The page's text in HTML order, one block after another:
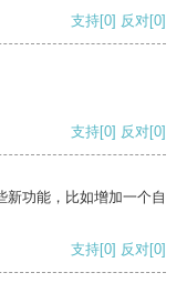
支持[0] 反对[0]
支持[0] 反对[0]
新功能，比如增加一个自
支持[0] 反对[0]